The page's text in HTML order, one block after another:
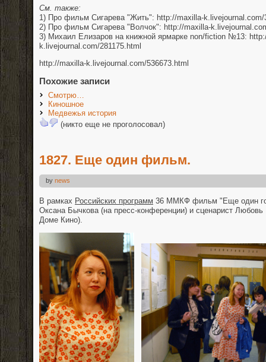
См. также:
1) Про фильм Сигарева "Жить": http://maxilla-k.livejournal.com/
2) Про фильм Сигарева "Волчок": http://maxilla-
3) Михаил Елизаров на книжной ярмарке non/fiction №13:
k.livejournal.com/281175.html
http://maxilla-k.livejournal.com/536673.html
Похожие записи
Смотрю…
Киношное
Медвежья история
(никто еще не проголосовал)
1827. Еще один фильм.
by news
В рамках Российских программ 36 ММКФ фильм "Еще один
Оксана Бычкова (на пресс-конференции) и сценарист
Доме Кино).